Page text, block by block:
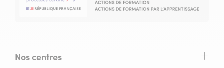
Nos centres